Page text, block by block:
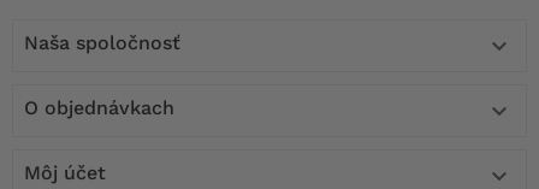
Naša spoločnosť 
O objednávkach 
Môj účet 